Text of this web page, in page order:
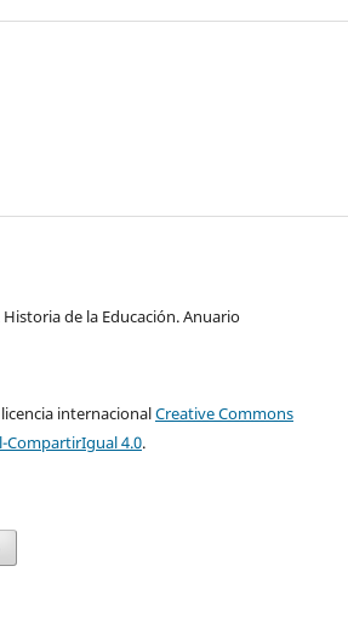
de la Educación. Anuario
internacionalCreative Commons
CompartirIgual 4.0.